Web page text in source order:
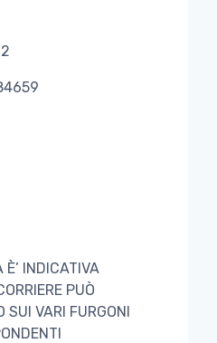
INDICATIVA
PUÒ
SUI VARI FURGONI